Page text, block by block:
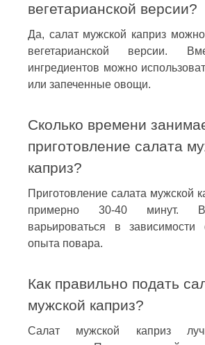
вегетарианской версии?
Да, салат мужской каприз можно
вегетарианской версии.
ингредиентов можно
или запеченные овощи.
Сколько времени
приготовление салата
каприз?
Приготовление салата мужской
примерно 30-40 минут.
варьироваться в
опыта повара.
Как правильно подать
мужской каприз?
Салат мужской каприз